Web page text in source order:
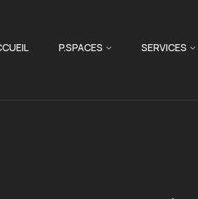
P.SPACES SERVICES